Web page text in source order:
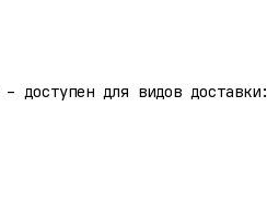
доступен для видов доставки: